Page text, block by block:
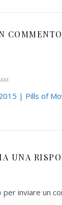
COMMENTO
| Pills of
UNA
per inviare un